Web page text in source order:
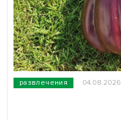
развлечения 04.08.2026